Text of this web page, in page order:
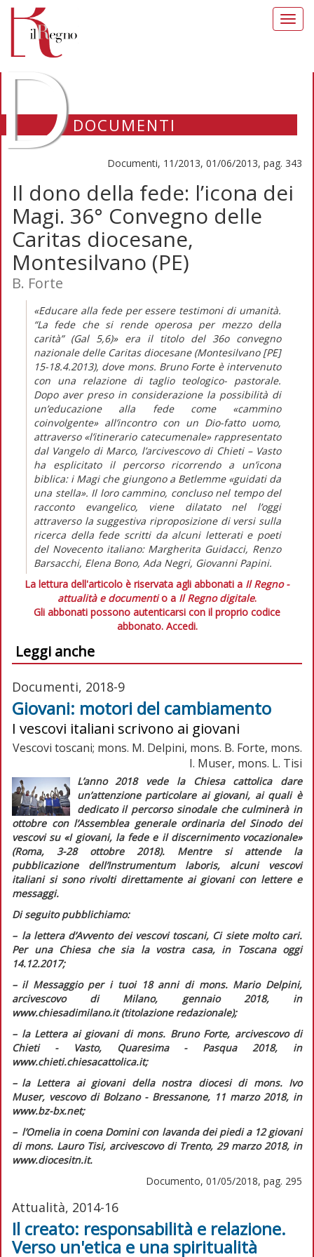
DOCUMENTI
Documenti, 11/2013, 01/06/2013, pag. 343
Il dono della fede: l’icona dei
Magi. 36° Convegno delle
Caritas diocesane,
Montesilvano (PE)
B. Forte
«Educare alla fede per essere testimoni di umanità.
“La fede che si rende operosa per mezzo della
carità” (Gal 5,6)» era il titolo del 36o convegno
nazionale delle Caritas diocesane (Montesilvano [PE]
15-18.4.2013), dove mons. Bruno Forte è intervenuto
con una relazione di taglio teologico- pastorale.
Dopo aver preso in considerazione la possibilità di
un’educazione alla fede come «cammino
coinvolgente» all’incontro con un Dio-fatto uomo,
attraverso «l’itinerario catecumenale» rappresentato
dal Vangelo di Marco, l’arcivescovo di Chieti – Vasto
ha esplicitato il percorso ricorrendo a un’icona
biblica: i Magi che giungono a Betlemme «guidati da
una stella». Il loro cammino, concluso nel tempo del
racconto evangelico, viene dilatato nel l’oggi
attraverso la suggestiva riproposizione di versi sulla
ricerca della fede scritti da alcuni letterati e poeti
del Novecento italiano: Margherita Guidacci, Renzo
Barsacchi, Elena Bono, Ada Negri, Giovanni Papini.
La lettura dell'articolo è riservata agli abbonati a Il Regno -
attualità e documentio a Il Regno digitale.
Gli abbonati possono autenticarsi con il proprio codice
abbonato. Accedi.
Leggi anche
Documenti, 2018-9
Giovani: motori del cambiamento
I vescovi italiani scrivono ai giovani
Vescovi toscani; mons. M. Delpini, mons. B. Forte, mons.
I. Muser, mons. L. Tisi
L’anno 2018 vede la Chiesa cattolica dare
un’attenzione particolare ai giovani, ai quali è
dedicato il percorso sinodale che culminerà in
ottobre con l’Assemblea generale ordinaria del Sinodo dei
vescovi su «I giovani, la fede e il discernimento vocazionale»
(Roma, 3-28 ottobre 2018). Mentre si attende la
pubblicazione dell’Instrumentum laboris, alcuni vescovi
italiani si sono rivolti direttamente ai giovani con lettere e
messaggi.
Di seguito pubblichiamo:
– la lettera d’Avvento dei vescovi toscani, Ci siete molto cari.
Per una Chiesa che sia la vostra casa, in Toscana oggi
14.12.2017;
– il Messaggio per i tuoi 18 anni di mons. Mario Delpini,
arcivescovo di Milano, gennaio 2018, in
www.chiesadimilano.it (titolazione redazionale);
– la Lettera ai giovani di mons. Bruno Forte, arcivescovo di
Chieti - Vasto, Quaresima - Pasqua 2018, in
www.chieti.chiesacattolica.it;
– la Lettera ai giovani della nostra diocesidi mons. Ivo
Muser, vescovo di Bolzano - Bressanone, 11 marzo 2018, in
www.bz-bx.net;
– l’Omelia in coena Dominicon lavanda dei piedi a 12 giovani
di mons. Lauro Tisi, arcivescovo di Trento, 29 marzo 2018, in
www.diocesitn.it.
Documento, 01/05/2018, pag. 295
Attualità, 2014-16
Il creato: responsabilità e relazione.
Verso un'etica e una spiritualità